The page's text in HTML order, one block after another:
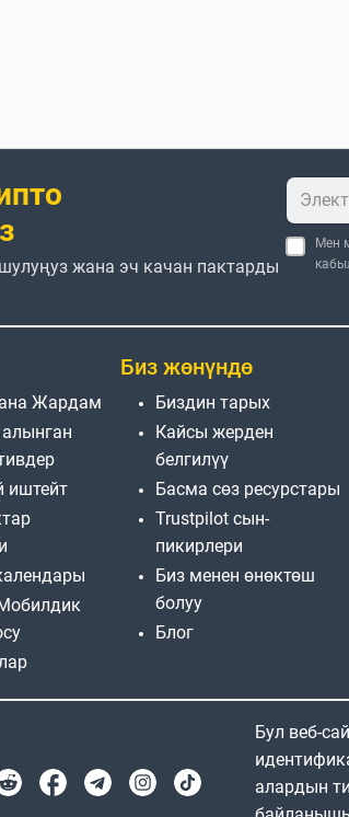
жана эч качан пактарды
Мен
Жардам
иштейт
Биз жөнүндө
Биздин тарых
Кайсы жерден
белгилүү
Басма сөз ресурстары
Trustpilot сын-
пикирлери
Биз менен өнөктөш
болуу
Блог
Бул веб-
алардын